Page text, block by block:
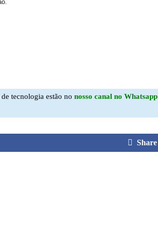
tecnologia estão nonosso canal no Whatsapp
Share